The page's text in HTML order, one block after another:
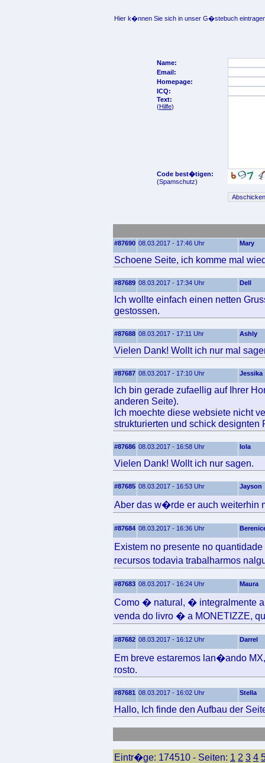
Hier k�nnen Sie sich in unser G�stebuch
Name:
Email:
Homepage:
ICQ:
Text:
(Hilfe)
Code best�tigen:
(Spamschutz)
#87690 08.03.2017 - 17:46 Uhr Mary
Schoene Seite, ich komme mal
#87689 08.03.2017 - 17:34 Uhr Dell
Ich wollte einfach einen netten
gestossen.
#87688 08.03.2017 - 17:11 Uhr Ashly
Vielen Dank! Wollt ich nur mal
#87687 08.03.2017 - 17:10 Uhr Jessika
Ich bin gerade zufaellig auf Ihrer
anderen Seite).
Ich moechte diese websiete nicht
strukturierten und schick designten
#87686 08.03.2017 - 16:58 Uhr Iola
Vielen Dank! Wollt ich nur sagen.
#87685 08.03.2017 - 16:53 Uhr Jayson
Aber das w�rde er auch weiterhin
#87684 08.03.2017 - 16:36 Uhr
Existem no presente no
recursos todavia trabalharmos
#87683 08.03.2017 - 16:24 Uhr Maura
Como � natural, � integralmente
venda do livro � a MONETIZZE,
#87682 08.03.2017 - 16:12 Uhr Darrel
Em breve estaremos lan�ando
rosto.
#87681 08.03.2017 - 16:02 Uhr Stella
Hallo, Ich finde den Aufbau der
Eintr�ge: 174510 - Seiten: 1 2 3 4